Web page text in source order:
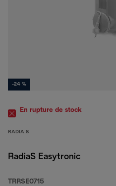
-24 %
En rupture de stock
RADIA S
RadiaS Easytronic
TRRSE0715